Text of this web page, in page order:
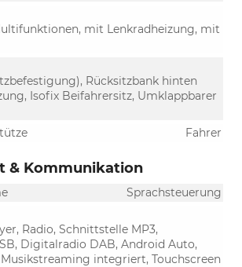
mit Lenkradheizung, mit
Rücksitzbank hinten
Isofix Beifahrersitz, Umklappbarer
Fahrer
& Kommunikation
Sprachsteuerung
Radio, Schnittstelle MP3,
Digitalradio DAB, Android Auto,
Musikstreaming integriert, Touchscreen